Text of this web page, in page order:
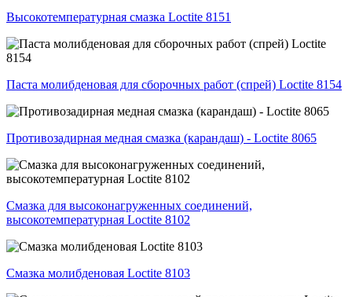
Высокотемпературная смазка Loctite 8151
Паста молибденовая для сборочных работ (спрей) Loctite 8154
Противозадирная медная смазка (карандаш) - Loctite 8065
Смазка для высоконагруженных соединений,
высокотемпературная Loctite 8102
Смазка молибденовая Loctite 8103